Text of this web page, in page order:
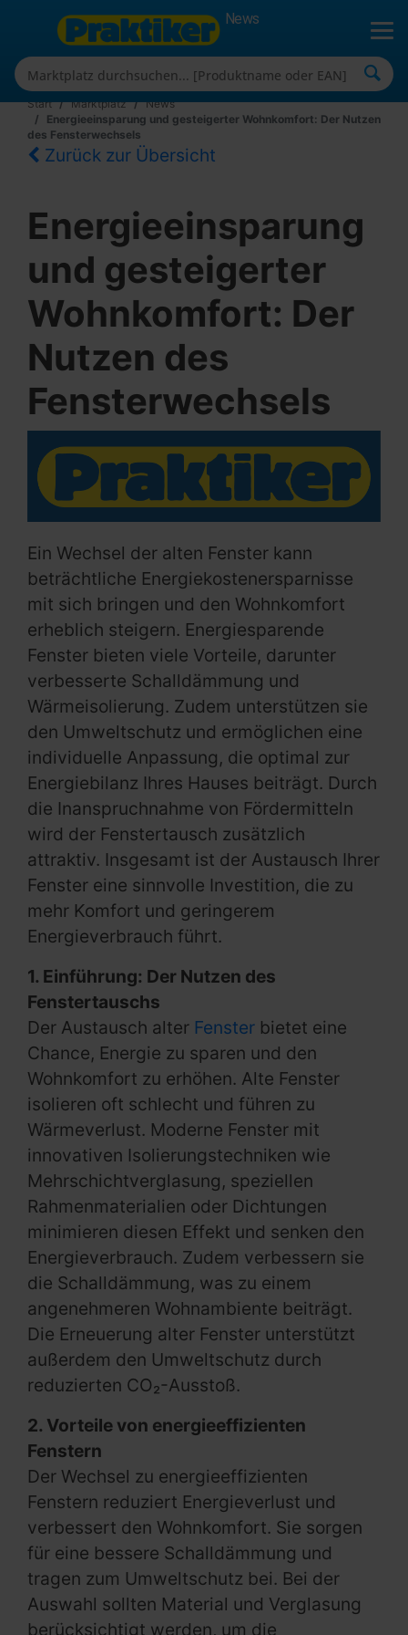
News
Start Marktplatz
News
Energieeinsparung und gesteigerter Wohnkomfort: Der Nutzen
des Fensterwechsels
Zurück zur Übersicht
Energieeinsparung
und gesteigerter
Wohnkomfort: Der
Nutzen des
Fensterwechsels
Ein Wechsel der alten Fenster kann
beträchtliche Energiekostenersparnisse
mit sich bringen und den Wohnkomfort
erheblich steigern. Energiesparende
Fenster bieten viele Vorteile, darunter
verbesserte Schalldämmung und
Wärmeisolierung. Zudem unterstützen sie
den Umweltschutz und ermöglichen eine
individuelle Anpassung, die optimal zur
Energiebilanz Ihres Hauses beiträgt. Durch
die Inanspruchnahme von Fördermitteln
wird der Fenstertausch zusätzlich
attraktiv. Insgesamt ist der Austausch Ihrer
Fenster eine sinnvolle Investition, die zu
mehr Komfort und geringerem
Energieverbrauch führt.
1. Einführung: Der Nutzen des
Fenstertauschs
Der Austausch alter Fenster bietet eine
Chance, Energie zu sparen und den
Wohnkomfort zu erhöhen. Alte Fenster
isolieren oft schlecht und führen zu
Wärmeverlust. Moderne Fenster mit
innovativen Isolierungstechniken wie
Mehrschichtverglasung, speziellen
Rahmenmaterialien oder Dichtungen
minimieren diesen Effekt und senken den
Energieverbrauch. Zudem verbessern sie
die Schalldämmung, was zu einem
angenehmeren Wohnambiente beiträgt.
Die Erneuerung alter Fenster unterstützt
außerdem den Umweltschutz durch
reduzierten CO₂-Ausstoß.
2. Vorteile von energieeffizienten
Fenstern
Der Wechsel zu energieeffizienten
Fenstern reduziert Energieverlust und
verbessert den Wohnkomfort. Sie sorgen
für eine bessere Schalldämmung und
tragen zum Umweltschutz bei. Bei der
Auswahl sollten Material und Verglasung
berücksichtigt werden, um die